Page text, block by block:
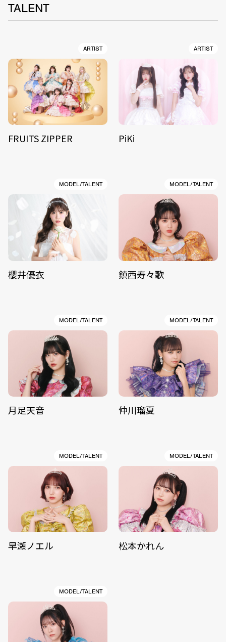
TALENT
ARTIST
FRUITS ZIPPER
ARTIST
PiKi
MODEL/TALENT
櫻井優衣
MODEL/TALENT
鎮西寿々歌
MODEL/TALENT
月足天音
MODEL/TALENT
仲川瑠夏
MODEL/TALENT
早瀬ノエル
MODEL/TALENT
松本かれん
MODEL/TALENT